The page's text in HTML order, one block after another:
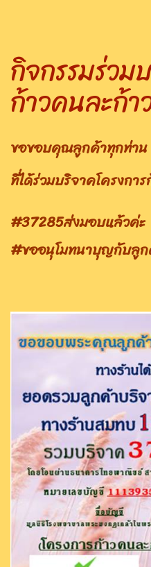
กิจกรรมร่วม
ก้าวคนละก้า
ขอขอบคุณลูกค้าทุกท่าน
ที่ได้ร่วมบริจาคโครงกา
#37285ส่งมอบแล้วค่ะ
#ขออนุโมทนาบุญกับลู